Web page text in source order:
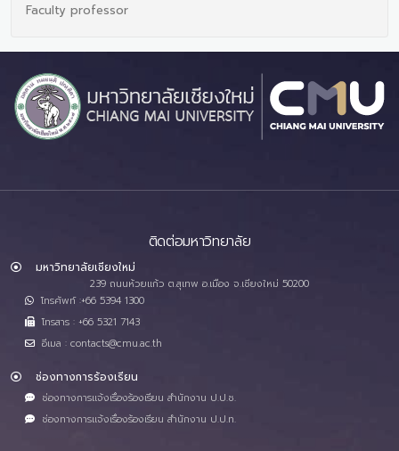
Faculty professor
ติดต่อมหาวิทยาลัย
มหาวิทยาลัยเชียงใหม่
239 ถนนห้วยแก้ว ต.สุเทพ อ.เมือง จ.เชียงใหม่ 50200
โทรศัพท์ :+66 5394 1300
โทรสาร : +66 5321 7143
อีเมล : contacts@cmu.ac.th
ช่องทางการร้องเรียน
ช่องทางการแจ้งเรื่องร้องเรียน สำนักงาน ป.ป.ช.
ช่องทางการแจ้งเรื่องร้องเรียน สำนักงาน ป.ป.ท.